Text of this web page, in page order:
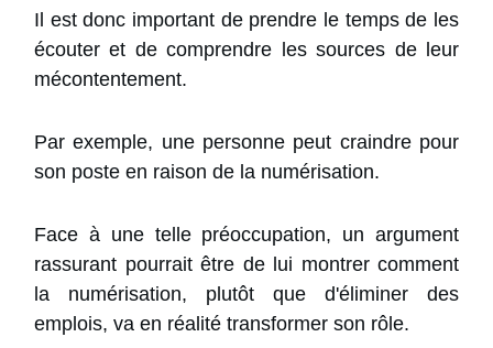
Il est donc important de prendre le temps de les
écouter et de comprendre les sources de leur
mécontentement.
Par exemple, une personne peut craindre pour
son poste en raison de la numérisation.
Face à une telle préoccupation, un argument
rassurant pourrait être de lui montrer comment
la numérisation, plutôt que d'éliminer des
emplois, va en réalité transformer son rôle.